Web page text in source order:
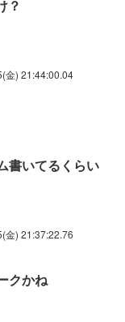
？
金) 21:44:00.04
書いてるくらい
金) 21:37:22.76
クかね